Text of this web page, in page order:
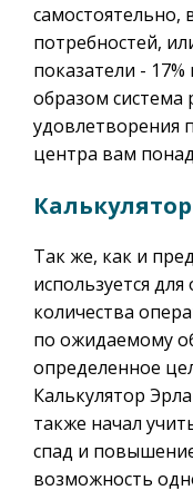
самостоятельно,
потребностей,
показатели -
образом система
удовлетворения
центра вам
Так же, как и
используется
количества
по ожидаемому
определенное
Калькулятор
также начал
спад и
возможность